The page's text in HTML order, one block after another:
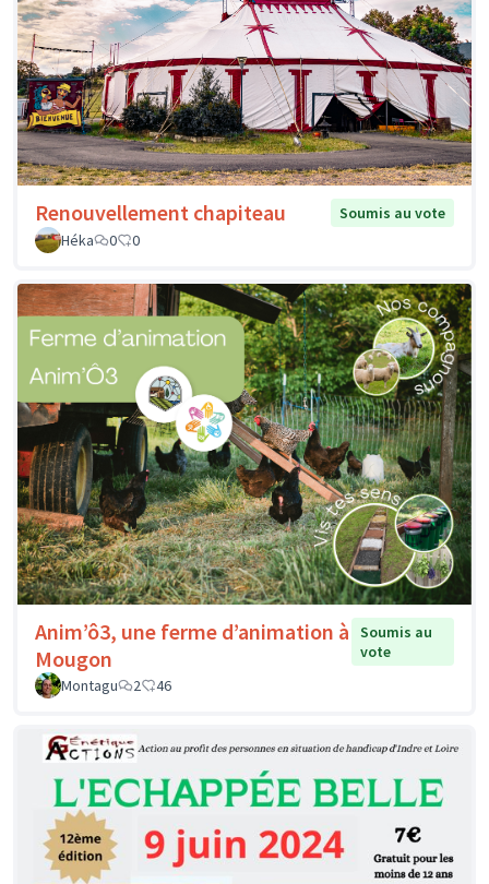
Renouvellement chapiteau
Soumis au vote
Héka
0 0
Anim’ô3, une ferme d’animation à
Mougon
Soumis au
vote
Montagu
2 46